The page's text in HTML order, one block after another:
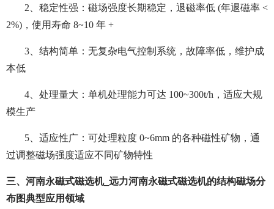
2、稳定性强：磁场强度长期稳定，退磁率低 (年退磁率 <
2%)，使用寿命 8~10 年 +
3、结构简单：无复杂电气控制系统，故障率低，维护成
本低
4、处理量大：单机处理能力可达 100~300t/h，适应大规
模生产
5、适应性广：可处理粒度 0~6mm 的各种磁性矿物，通
过调整磁场强度适应不同矿物特性
三、河南永磁式磁选机_远力河南永磁式磁选机的结构磁场分
布图典型应用领域